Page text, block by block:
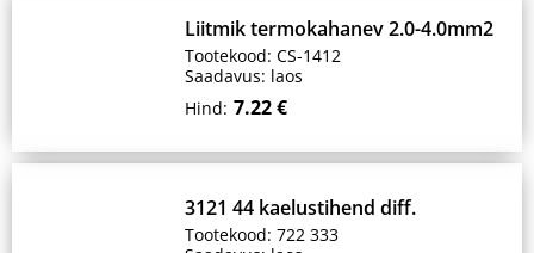
Liitmik termokahanev 2.0-4.0mm2
Tootekood: CS-1412
Saadavus: laos
Hind: 7.22 €
3121 44 kaelustihend diff.
Tootekood: 722 333